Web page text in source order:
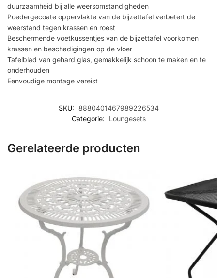
duurzaamheid bij alle weersomstandigheden
Poedergecoate oppervlakte van de bijzettafel verbetert de
weerstand tegen krassen en roest
Beschermende voetkussentjes van de bijzettafel voorkomen
krassen en beschadigingen op de vloer
Tafelblad van gehard glas, gemakkelijk schoon te maken en te
onderhouden
Eenvoudige montage vereist
SKU:
8880401467989226534
Categorie:
Loungesets
Gerelateerde producten